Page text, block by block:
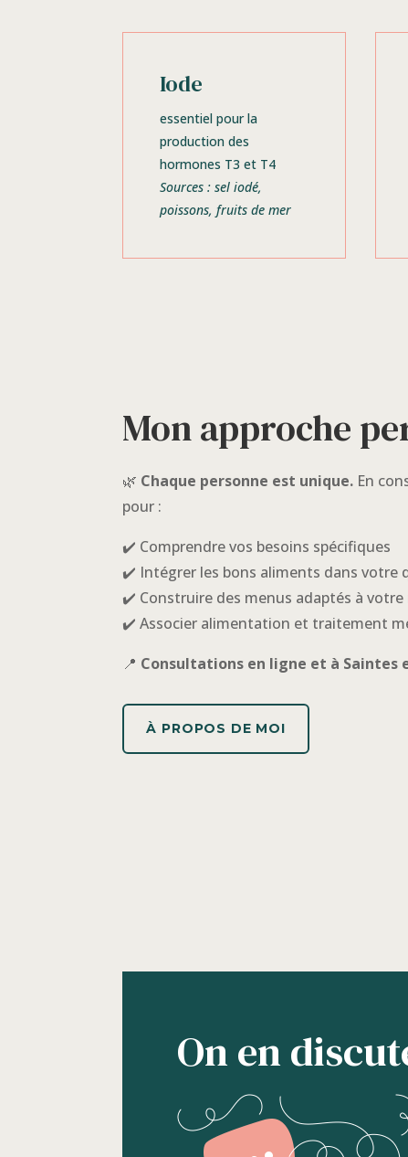
Iode
essentiel pour la
production des
hormones T3 et T4
Sources : sel iodé,
poissons, fruits de mer
Mon approche
🌿 Chaque personne est unique. En
pour :
✔️ Comprendre vos besoins spécifiques
✔️ Intégrer les bons aliments dans votre
✔️ Construire des menus adaptés à votre
✔️ Associer alimentation et traitement
📍 Consultations en ligne et à Saintes
À PROPOS DE MOI
On en